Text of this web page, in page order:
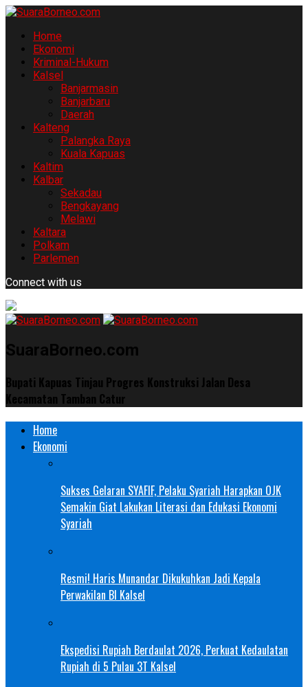
Home
Ekonomi
Kriminal-Hukum
Kalsel
Banjarmasin
Banjarbaru
Daerah
Kalteng
Palangka Raya
Kuala Kapuas
Kaltim
Kalbar
Sekadau
Bengkayang
Melawi
Kaltara
Polkam
Parlemen
Connect with us
SuaraBorneo.com
Bupati Kapuas Tinjau Progres Konstruksi Jalan Desa
Kecamatan Tamban Catur
Home
Ekonomi
Sukses Gelaran SYAFIF, Pelaku Syariah Harapkan OJK
Semakin Giat Lakukan Literasi dan Edukasi Ekonomi
Syariah
Resmi! Haris Munandar Dikukuhkan Jadi Kepala
Perwakilan BI Kalsel
Ekspedisi Rupiah Berdaulat 2026, Perkuat Kedaulatan
Rupiah di 5 Pulau 3T Kalsel